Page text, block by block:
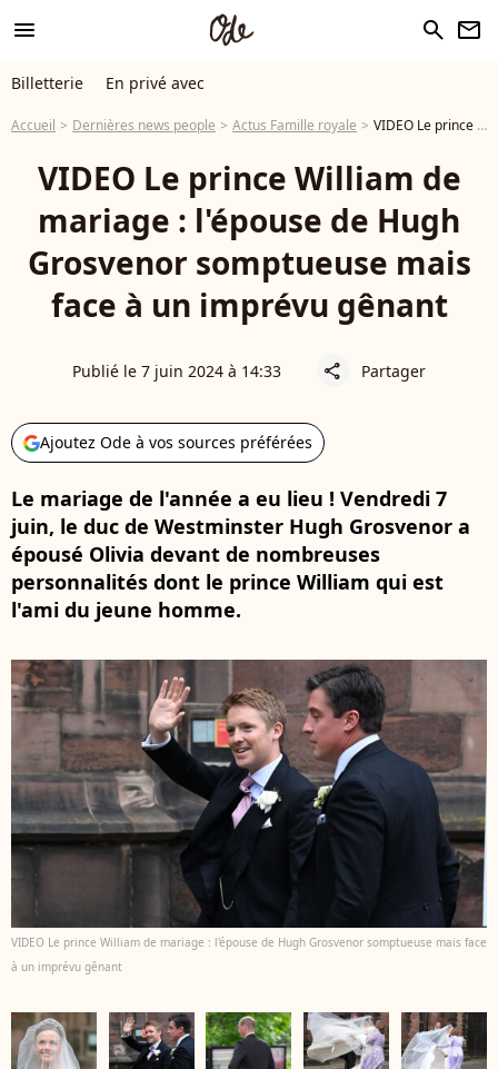
menu search newsletter
Billetterie En privé avec
Accueil Dernières news people Actus Famille royale VIDEO Le prince William de mariage : l'épouse de Hugh Grosvenor somptueuse mais face à un imprévu gênant
VIDEO Le prince William de
mariage : l'épouse de Hugh
Grosvenor somptueuse mais
face à un imprévu gênant
Publié le 7 juin 2024 à 14:33 share Partager
Ajoutez Ode à vos sources préférées
Le mariage de l'année a eu lieu ! Vendredi 7
juin, le duc de Westminster Hugh Grosvenor a
épousé Olivia devant de nombreuses
personnalités dont le prince William qui est
l'ami du jeune homme.
VIDEO Le prince William de mariage : l'épouse de Hugh Grosvenor somptueuse mais face
à un imprévu gênant